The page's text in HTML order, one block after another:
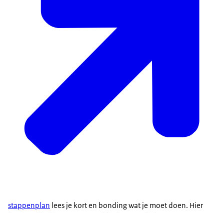
stappenplan lees je kort en bonding wat je moet doen. Hier